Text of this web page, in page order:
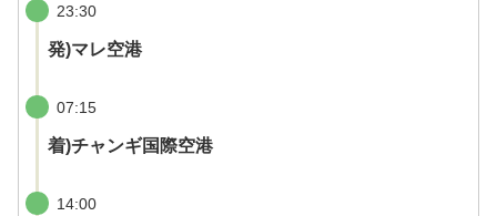
23:30
発)マレ空港
07:15
着)チャンギ国際空港
14:00